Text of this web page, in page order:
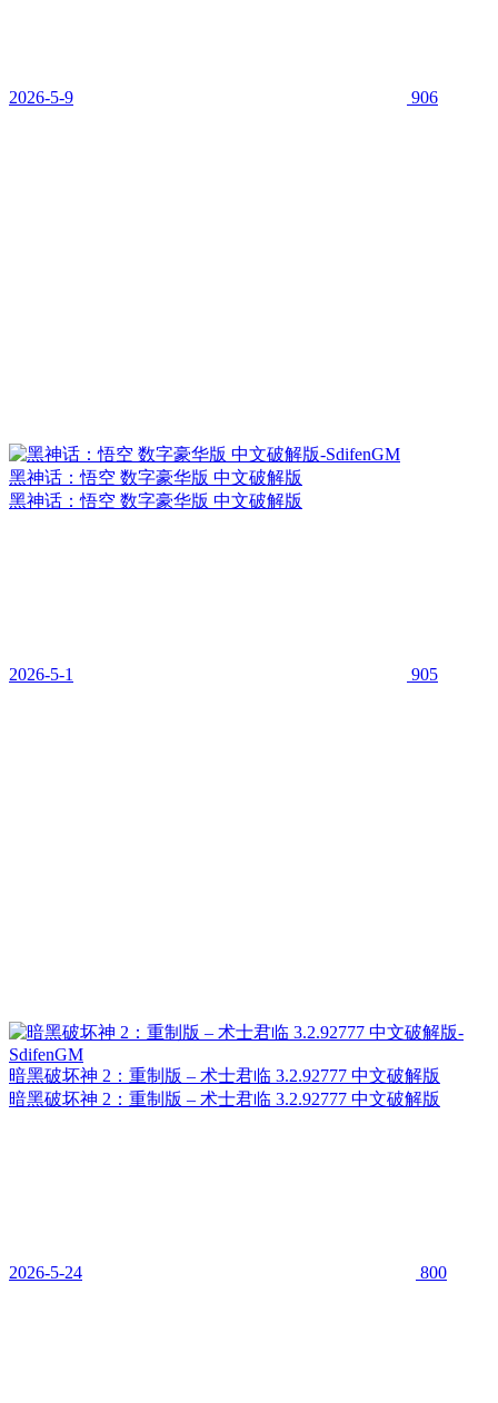
2026-5-9 906
黑神话：悟空 数字豪华版 中文破解版
黑神话：悟空 数字豪华版 中文破解版
2026-5-1 905
暗黑破坏神 2：重制版 – 术士君临 3.2.92777 中文破解版
暗黑破坏神 2：重制版 – 术士君临 3.2.92777 中文破解版
2026-5-24 800